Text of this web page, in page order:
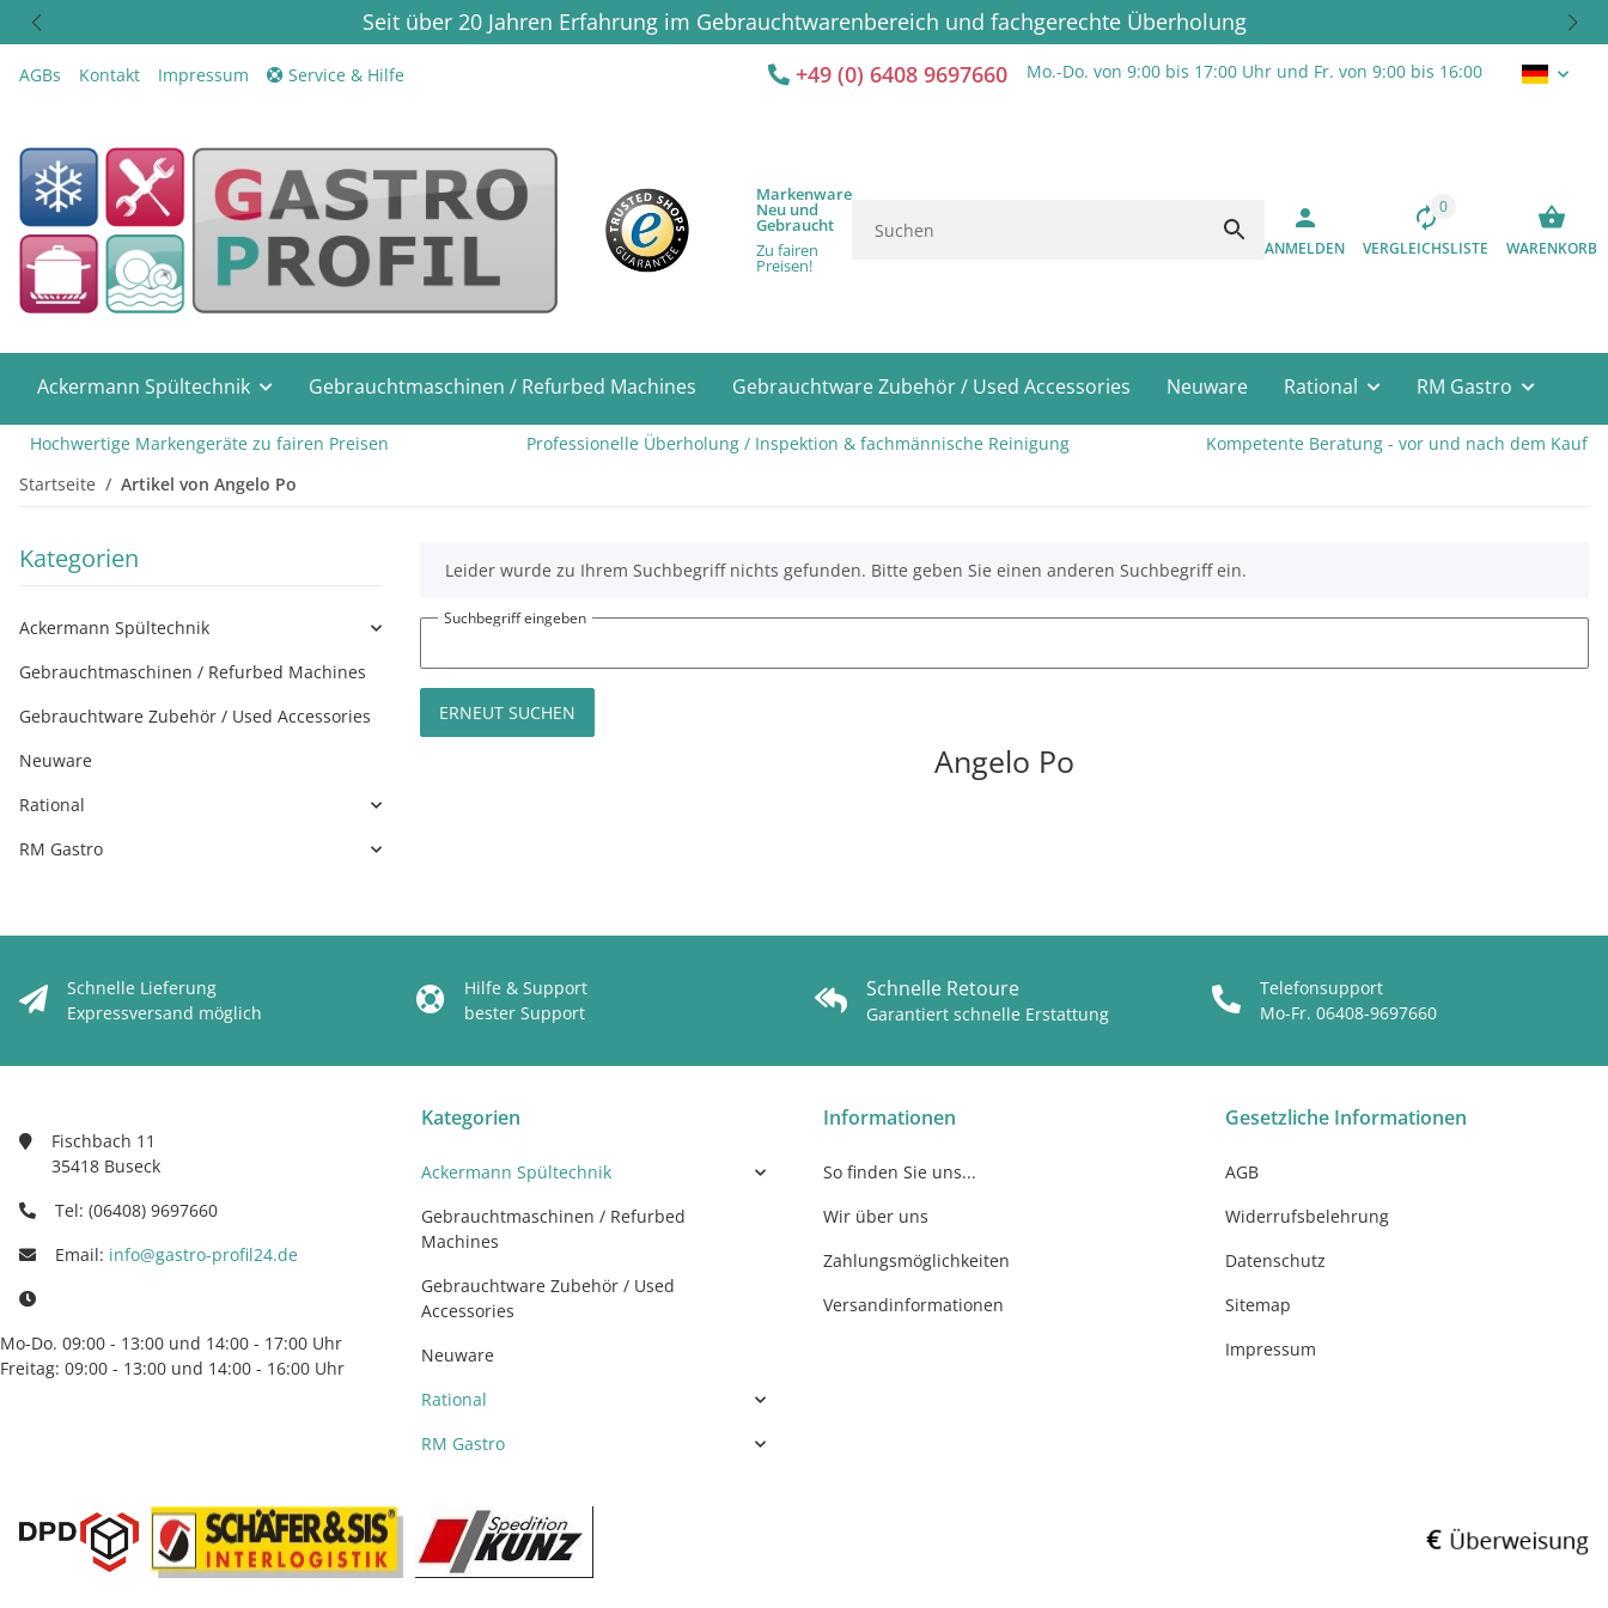
Seit über 20 Jahren Erfahrung im Gebrauchtwarenbereich und fachgerechte Überholung
AGBs Kontakt Impressum Service & Hilfe +49 (0) 6408 9697660 Mo.-Do. von 9:00 bis 17:00 Uhr und Fr. von 9:00 bis 16:00
Markenware
Neu und
Gebraucht
Zu fairen
Preisen!
ANMELDEN
0
VERGLEICHSLISTE WARENKORB
Ackermann Spültechnik Gebrauchtmaschinen / Refurbed Machines Gebrauchtware Zubehör / Used Accessories Neuware Rational RM Gastro
Hochwertige Markengeräte zu fairen Preisen Professionelle Überholung / Inspektion & fachmännische Reinigung
Kompetente Beratung - vor und nach dem Kauf
Startseite
Artikel von Angelo Po
x
Leider wurde zu Ihrem Suchbegriff nichts gefunden. Bitte geben Sie einen anderen Suchbegriff ein.
Suchbegriff eingeben
ERNEUT SUCHEN
Angelo Po
Kategorien
Ackermann Spültechnik
Gebrauchtmaschinen / Refurbed Machines
Gebrauchtware Zubehör / Used Accessories
Neuware
Rational
RM Gastro
Schnelle Lieferung
Expressversand möglich
Hilfe & Support
bester Support
Schnelle Retoure
Garantiert schnelle Erstattung
Telefonsupport
Mo-Fr. 06408-9697660
Fischbach 11
35418 Buseck
Tel: (06408) 9697660
Email: info@gastro-profil24.de
Mo-Do. 09:00 - 13:00 und 14:00 - 17:00 Uhr
Freitag: 09:00 - 13:00 und 14:00 - 16:00 Uhr
Kategorien
Ackermann Spültechnik
Gebrauchtmaschinen / Refurbed
Machines
Gebrauchtware Zubehör / Used
Accessories
Neuware
Rational
RM Gastro
Informationen
So finden Sie uns...
Wir über uns
Zahlungsmöglichkeiten
Versandinformationen
Gesetzliche Informationen
AGB
Widerrufsbelehrung
Datenschutz
Sitemap
Impressum